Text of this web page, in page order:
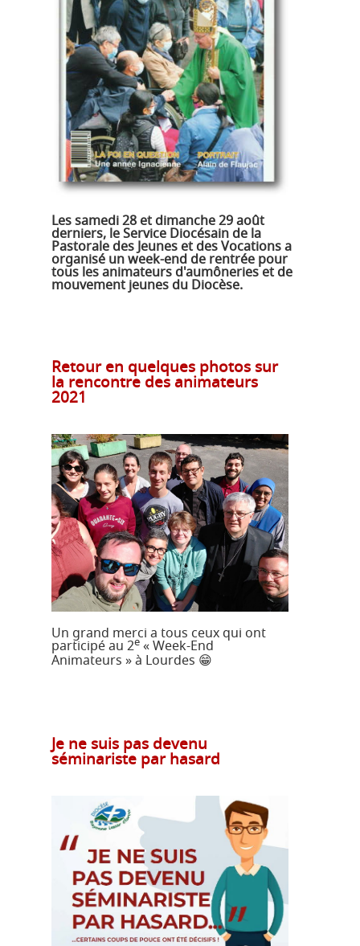
Les samedi 28 et dimanche 29 août
derniers, le Service Diocésain de la
Pastorale des Jeunes et des Vocations a
organisé un week-end de rentrée pour
tous les animateurs d'aumôneries et de
mouvement jeunes du Diocèse.
Retour en quelques photos sur
la rencontre des animateurs
2021
Un grand merci a tous ceux qui ont
participé au 2e « Week-End
Animateurs » à Lourdes 😁
Je ne suis pas devenu
séminariste par hasard